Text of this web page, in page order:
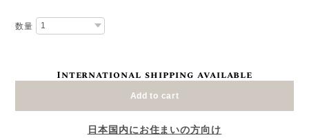
数量
International shipping available
Add to cart
日本国内にお住まいの方向け